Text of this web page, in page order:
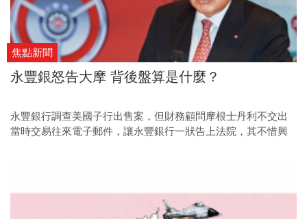
焦點新聞
永豐銀怒告大摩 背後盤算是什麼？
永豐銀行調查美國子行出售案，但財務顧問摩根士丹利不交出
當時交易往來電子郵件，讓永豐銀行一狀告上法院，其不惜興